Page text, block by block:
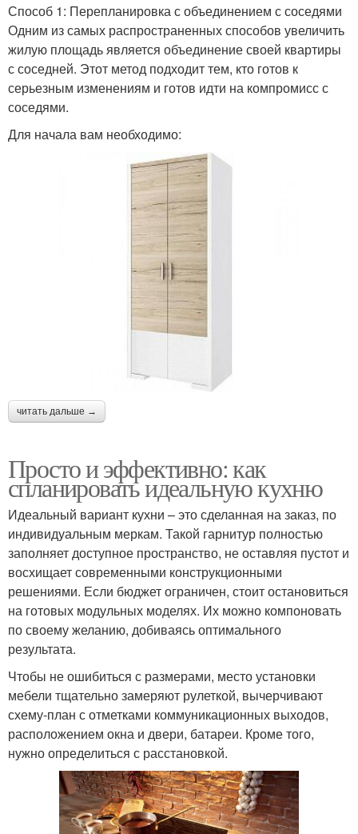
Способ 1: Перепланировка с объединением с соседями
Одним из самых распространенных способов увеличить
жилую площадь является объединение своей квартиры
с соседней. Этот метод подходит тем, кто готов к
серьезным изменениям и готов идти на компромисс с
соседями.
Для начала вам необходимо:
читать дальше →
Просто и эффективно: как
спланировать идеальную кухню
Идеальный вариант кухни – это сделанная на заказ, по
индивидуальным меркам. Такой гарнитур полностью
заполняет доступное пространство, не оставляя пустот и
восхищает современными конструкционными
решениями. Если бюджет ограничен, стоит остановиться
на готовых модульных моделях. Их можно компоновать
по своему желанию, добиваясь оптимального
результата.
Чтобы не ошибиться с размерами, место установки
мебели тщательно замеряют рулеткой, вычерчивают
схему-план с отметками коммуникационных выходов,
расположением окна и двери, батареи. Кроме того,
нужно определиться с расстановкой.